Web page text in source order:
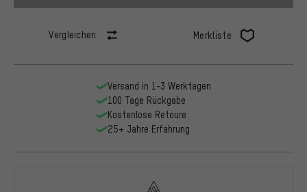
Vergleichen Merkliste
Versand in 1-3 Werktagen
100 Tage Rückgabe
Kostenlose Retoure
25+ Jahre Erfahrung